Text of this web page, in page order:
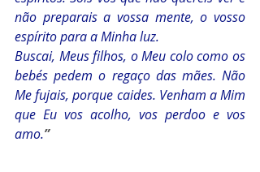
não preparais a vossa mente, o vosso
espírito para a Minha luz.
Buscai, Meus filhos, o Meu colo como os
bebés pedem o regaço das mães. Não
Me fujais, porque caides. Venham a Mim
que Eu vos acolho, vos perdoo e vos
amo.”